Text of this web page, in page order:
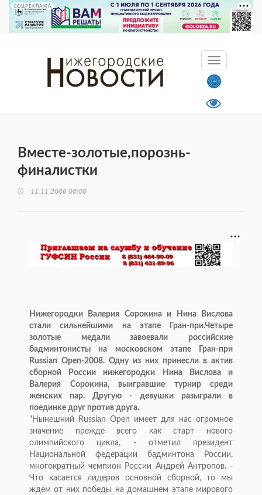
СОЦРЕКЛАМА
Вместе-золотые,порознь-
финалистки
11.11.2008 00:00
Нижегородки Валерия Сорокина и Нина Вислова
стали сильнейшими на этапе Гран-при.Четыре
золотые медали завоевали российские
бадминтонисты на московском этапе Гран-при
Russian Open-2008. Одну из них принесли в актив
сборной России нижегородки Нина Вислова и
Валерия Сорокина, выигравшие турнир среди
женских пар. Другую - девушки разыграли в
поединке друг против друга.
"Нынешний Russian Open имеет для нас огромное
значение прежде всего как старт нового
олимпийского цикла, - отметил президент
Национальной федерации бадминтона России,
многократный чемпион России Андрей Антропов. -
Что касается лидеров основной сборной, то мы
ждем от них победы на домашнем этапе мирового